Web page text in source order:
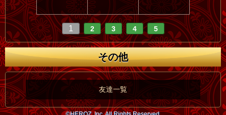
1 2 3 4 5
その他
友達一覧